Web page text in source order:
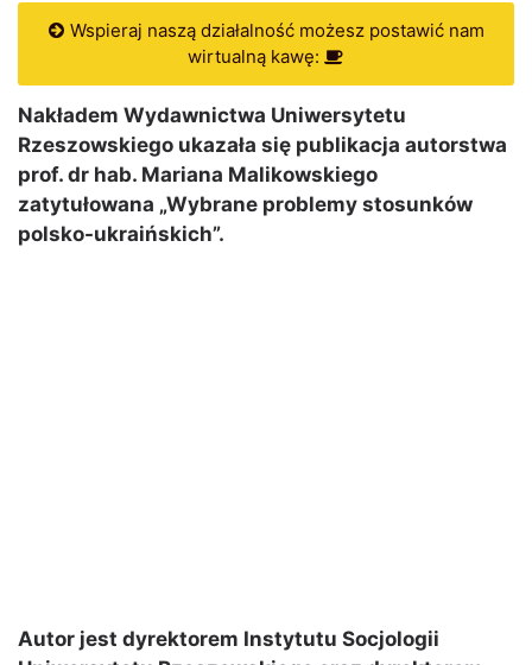
Wspieraj naszą działalność możesz postawić nam
wirtualną kawę:
Nakładem Wydawnictwa Uniwersytetu
Rzeszowskiego ukazała się publikacja autorstwa
prof. dr hab. Mariana Malikowskiego
zatytułowana „Wybrane problemy stosunków
polsko-ukraińskich”.
Autor jest dyrektorem Instytutu Socjologii